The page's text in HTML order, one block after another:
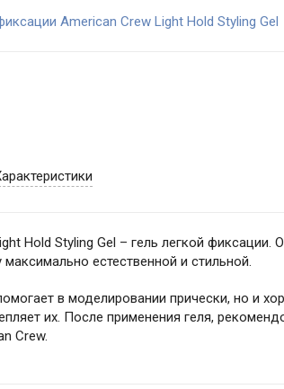
Hold Styling Gel – гель легкой
максимально естественной и стильной.
в моделировании прически, но и
их. После применения геля,
Crew.